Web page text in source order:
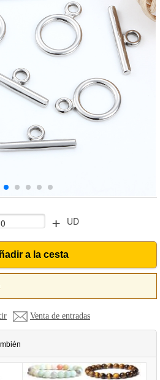
+ UD
a la cesta
Venta de entradas